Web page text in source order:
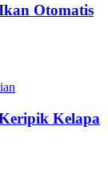
Otomatis
Kelapa